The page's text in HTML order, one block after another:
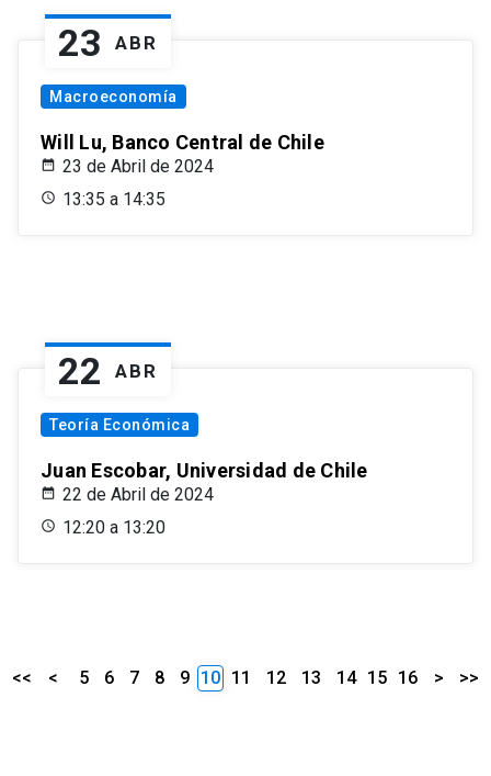
23 ABR
Macroeconomía
Will Lu, Banco Central de Chile
23 de Abril de 2024
13:35 a 14:35
22 ABR
Teoría Económica
Juan Escobar, Universidad de Chile
22 de Abril de 2024
12:20 a 13:20
<< < 5 6 7 8 9 10 11 12 13 14 15 16 > >>